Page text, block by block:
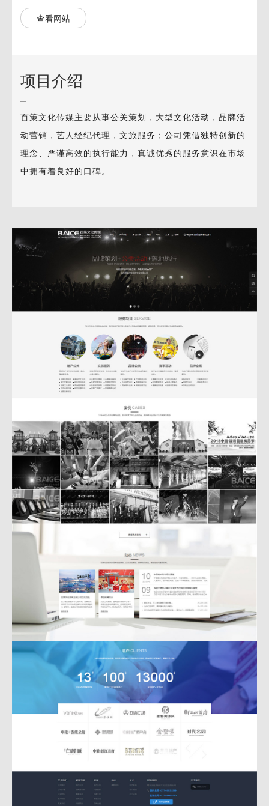
查看网站
项目介绍
百策文化传媒主要从事公关策划，大型文化活动，品牌活
动营销，艺人经纪代理，文旅服务；公司凭借独特创新的
理念、严谨高效的执行能力，真诚优秀的服务意识在市场
中拥有着良好的口碑。